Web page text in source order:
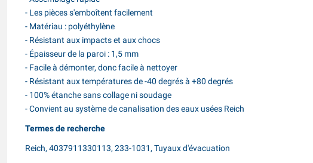
- Les pièces s'emboîtent facilement
- Matériau : polyéthylène
- Résistant aux impacts et aux chocs
- Épaisseur de la paroi : 1,5 mm
- Facile à démonter, donc facile à nettoyer
- Résistant aux températures de -40 degrés à +80 degrés
- 100% étanche sans collage ni soudage
- Convient au système de canalisation des eaux usées Reich
Termes de recherche
Reich, 4037911330113, 233-1031, Tuyaux d'évacuation